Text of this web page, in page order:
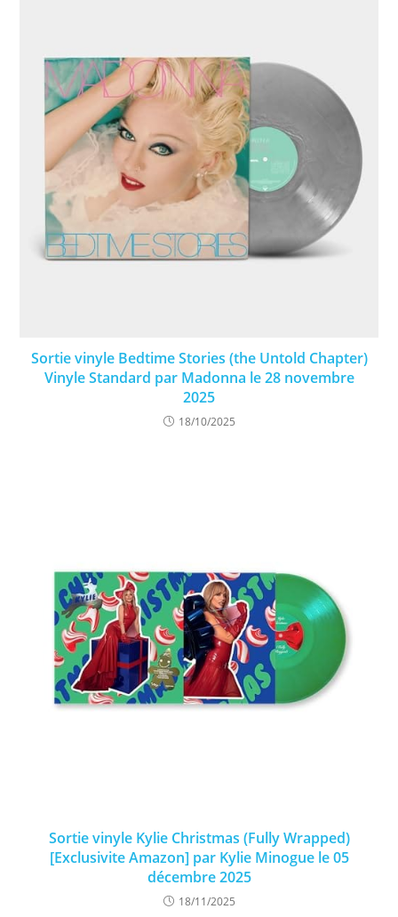
Sortie vinyle Bedtime Stories (the Untold Chapter)
Vinyle Standard par Madonna le 28 novembre
2025
18/10/2025
Sortie vinyle Kylie Christmas (Fully Wrapped)
[Exclusivite Amazon] par Kylie Minogue le 05
décembre 2025
18/11/2025